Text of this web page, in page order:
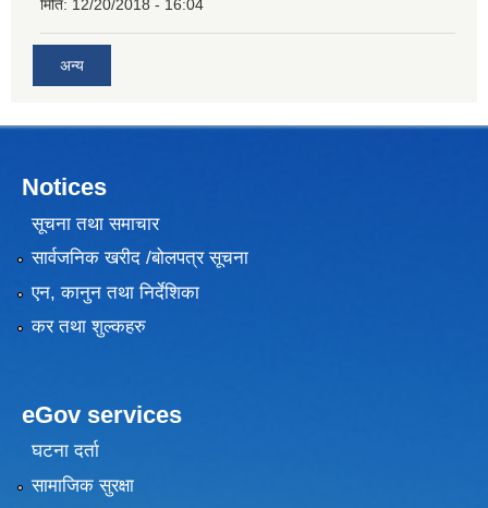
मिति: 12/20/2018 - 16:04
अन्य
Notices
सूचना तथा समाचार
सार्वजनिक खरीद /बोलपत्र सूचना
एन, कानुन तथा निर्देशिका
कर तथा शुल्कहरु
eGov services
घटना दर्ता
सामाजिक सुरक्षा